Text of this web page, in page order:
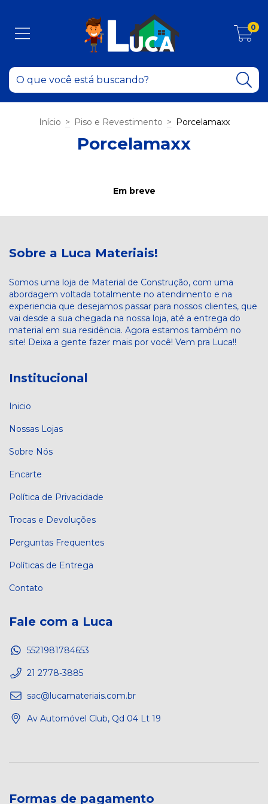
0
Início > Piso e Revestimento > Porcelamaxx
Porcelamaxx
Em breve
Sobre a Luca Materiais!
Somos uma loja de Material de Construção, com uma
abordagem voltada totalmente no atendimento e na
experiencia que desejamos passar para nossos clientes, que
vai desde a sua chegada na nossa loja, até a entrega do
material em sua residência. Agora estamos também no
site! Deixa a gente fazer mais por você! Vem pra Luca!!
Institucional
Inicio
Nossas Lojas
Sobre Nós
Encarte
Política de Privacidade
Trocas e Devoluções
Perguntas Frequentes
Políticas de Entrega
Contato
Fale com a Luca
5521981784653
21 2778-3885
sac@lucamateriais.com.br
Av Automóvel Club, Qd 04 Lt 19
Formas de pagamento